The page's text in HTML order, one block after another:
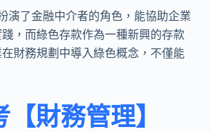
了金融中介者的角色，能協助企業
，而綠色存款作為一種新興的存款
財務規劃中導入綠色概念，不僅能
財務管理】